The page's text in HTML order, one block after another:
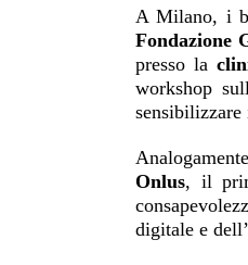
A Milano, i
Fondazione
presso la
workshop
sensibilizzare
Onlus, il
digitale e